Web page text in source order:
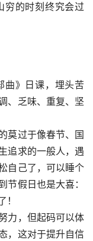
穷的时刻终究会过
曲》日课，埋头苦
、乏味、重复、坚
莫过于像春节、国
追求的一般人，遇
自己了，可以睡个
节假日也是大喜：
力，但起码可以体
，这对于提升自信